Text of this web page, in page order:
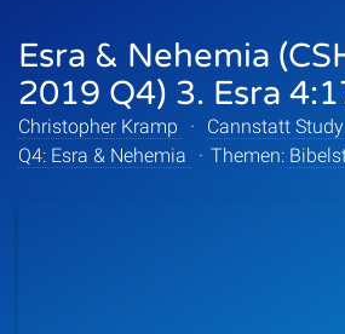
Esra & Nehemia
2019 Q4) 3. Esra
Christopher Kramp ·
Cannstatt
Q4: Esra & Nehemia
· Themen: